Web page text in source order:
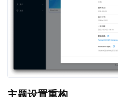
主题设置重构